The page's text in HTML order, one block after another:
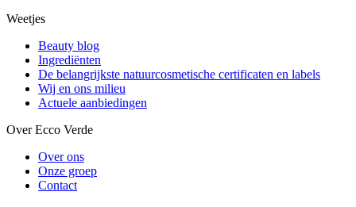
Weetjes
Beauty blog
Ingrediënten
De belangrijkste natuurcosmetische certificaten en labels
Wij en ons milieu
Actuele aanbiedingen
Over Ecco Verde
Over ons
Onze groep
Contact